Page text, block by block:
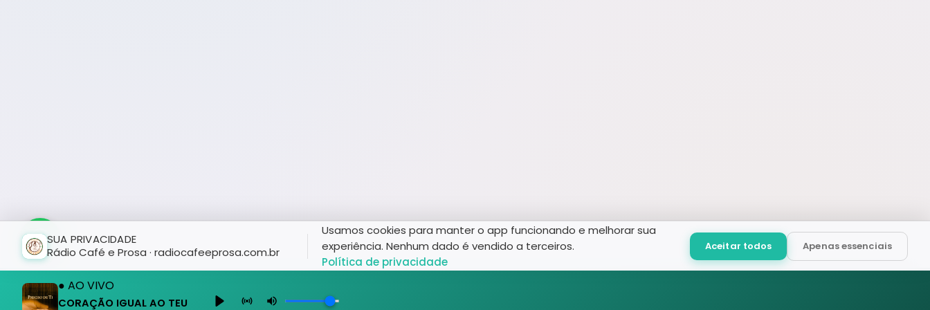
● AO VIVO
CORAÇÃO IGUAL AO TEU
SUA PRIVACIDADE
Rádio Café e Prosa · radiocafeeprosa.com.br
Usamos cookies para manter o app funcionando e melhorar sua
experiência. Nenhum dado é vendido a terceiros.
Política de privacidade
Aceitar todos Apenas essenciais